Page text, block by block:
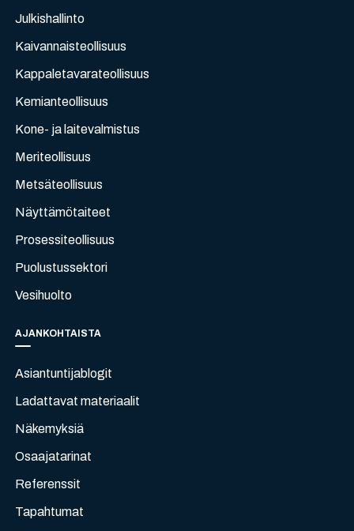
Julkishallinto
Kaivannaisteollisuus
Kappaletavarateollisuus
Kemianteollisuus
Kone- ja laitevalmistus
Meriteollisuus
Metsäteollisuus
Näyttämötaiteet
Prosessiteollisuus
Puolustussektori
Vesihuolto
AJANKOHTAISTA
Asiantuntijablogit
Ladattavat materiaalit
Näkemyksiä
Osaajatarinat
Referenssit
Tapahtumat